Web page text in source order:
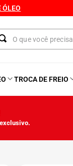
ÓLEO
TROCA DE FREIO
1º Kit 4 Pneu
2º Kit Pneu